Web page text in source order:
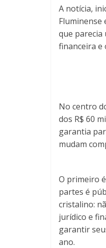
A notícia,
Fluminense
que parecia
financeira e
No centro
dos R$ 60
garantia
mudam
O primeiro
partes é
cristalino:
jurídico e
garantir
ano.